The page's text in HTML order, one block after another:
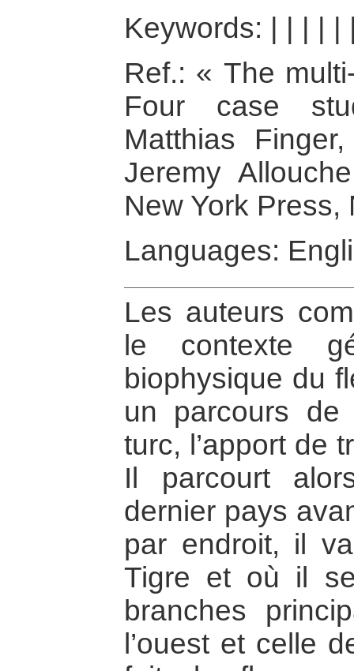
Keywords:
Ref.: « The
Four case
Matthias
Jeremy
New York Press,
Languages:
Les auteurs
le contexte
biophysique du
un parcours
turc, l’apport de
Il parcourt
dernier pays
par endroit, il
Tigre et où il
branches
l’ouest et celle